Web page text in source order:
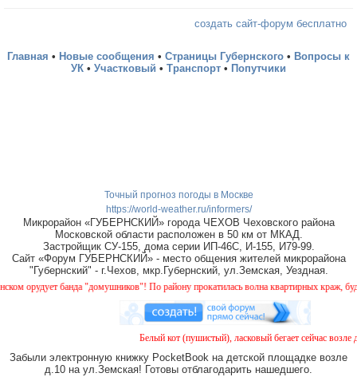
создать сайт-форум бесплатно
Главная • Новые сообщения • Страницы Губернского • Вопросы к
УК • Участковый • Транспорт • Попутчики
Точный прогноз погоды в Москве
https://world-weather.ru/informers/
Микрорайон «ГУБЕРНСКИЙ» города ЧЕХОВ Чеховского района
Московской области расположен в 50 км от МКАД.
Застройщик СУ-155, дома серии ИП-46С, И-155, И79-99.
Сайт «Форум ГУБЕРНСКИЙ» - место общения жителей микрорайона
"Губернский" - г.Чехов, мкр.Губернский, ул.Земская, Уездная.
банда "домушников"! По району прокатилась волна квартирных краж, будьте
Белый кот (пушистый), ласковый бегает сейчас возле
Забыли электронную книжку PocketBook на детской площадке возле
д.10 на ул.Земская! Готовы отблагодарить нашедшего.